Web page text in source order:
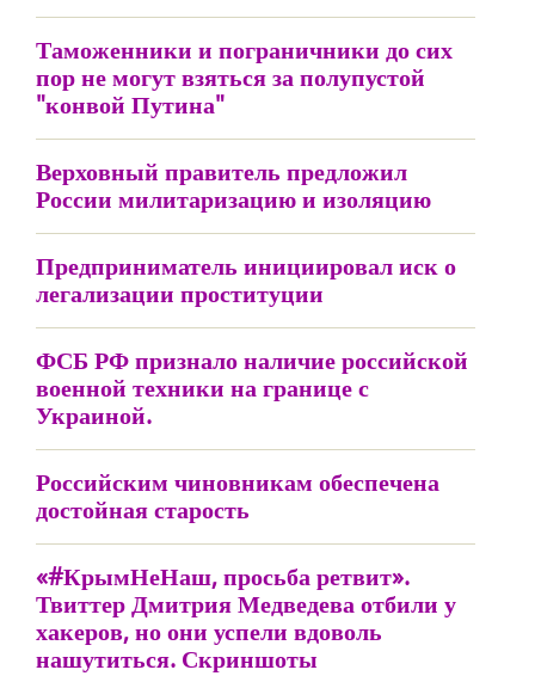
Таможенники и пограничники до сих
пор не могут взяться за полупустой
"конвой Путина"
Верховный правитель предложил
России милитаризацию и изоляцию
Предприниматель инициировал иск о
легализации проституции
ФСБ РФ признало наличие российской
военной техники на границе с
Украиной.
Российским чиновникам обеспечена
достойная старость
«#КрымНеНаш, просьба ретвит».
Твиттер Дмитрия Медведева отбили у
хакеров, но они успели вдоволь
нашутиться. Скриншоты